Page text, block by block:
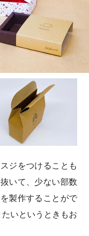
ジをつけることも
いて、少ない部数
製作することがで
いというときもお